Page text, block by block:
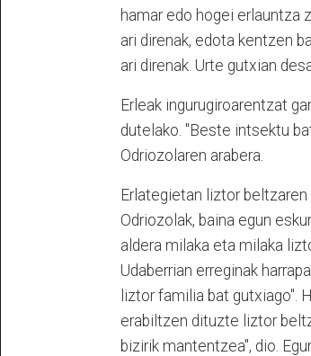
hamar edo hogei erlauntza
ari direnak, edota kentzen
ari direnak. Urte gutxian
Erleak ingurugiroarentzat
dutelako. "Beste intsektu
Odriozolaren arabera.
Erlategietan liztor
Odriozolak, baina egun
aldera milaka eta milaka
Udaberrian erreginak
liztor familia bat gutxiago".
erabiltzen dituzte liztor
bizirik mantentzea", dio.